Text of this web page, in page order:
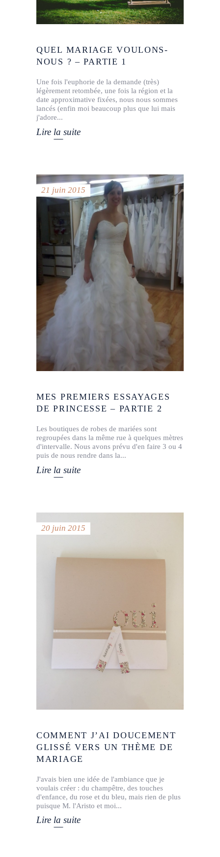
QUEL MARIAGE VOULONS-
NOUS ? – PARTIE 1
Une fois l'euphorie de la demande (très)
légèrement retombée, une fois la région et la
date approximative fixées, nous nous sommes
lancés (enfin moi beaucoup plus que lui mais
j'adore
Lire la suite
21 juin 2015
MES PREMIERS ESSAYAGES
DE PRINCESSE – PARTIE 2
Les boutiques de robes de mariées sont
regroupées dans la même rue à quelques mètres
d'intervalle. Nous avons prévu d'en faire 3 ou 4
puis de nous rendre dans la
Lire la suite
20 juin 2015
COMMENT J’AI DOUCEMENT
GLISSÉ VERS UN THÈME DE
MARIAGE
J'avais bien une idée de l'ambiance que je
voulais créer : du champêtre, des touches
d'enfance, du rose et du bleu, mais rien de plus
puisque M. l'Aristo et moi
Lire la suite